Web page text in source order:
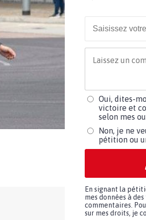
Oui, dites-
victoire et
selon mes
Non, je ne
pétition ou
En signant la
mes données à
commentaires.
sur mes droits, je